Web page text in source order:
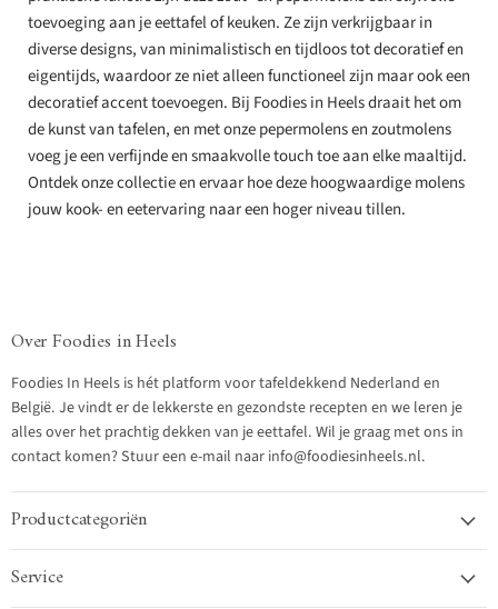
toevoeging aan je eettafel of keuken. Ze zijn verkrijgbaar in
diverse designs, van minimalistisch en tijdloos tot decoratief en
eigentijds, waardoor ze niet alleen functioneel zijn maar ook een
decoratief accent toevoegen. Bij Foodies in Heels draait het om
de kunst van tafelen, en met onze pepermolens en zoutmolens
voeg je een verfijnde en smaakvolle touch toe aan elke maaltijd.
Ontdek onze collectie en ervaar hoe deze hoogwaardige molens
jouw kook- en eetervaring naar een hoger niveau tillen.
Over Foodies in Heels
Foodies In Heels is hét platform voor tafeldekkend Nederland en
België. Je vindt er de lekkerste en gezondste recepten en we leren je
alles over het prachtig dekken van je eettafel. Wil je graag met ons in
contact komen? Stuur een e-mail naar info@foodiesinheels.nl.
Productcategoriën
Service